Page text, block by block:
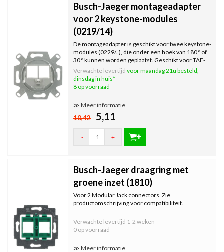
Busch-Jaeger montageadapter
voor 2 keystone-modules
(0219/14)
De montageadapter is geschikt voor twee keystone-
modules (0229/..), die onder een hoek van 180° of
30° kunnen worden geplaatst. Geschikt voor TAE-
centraalplaten. Diepe inbouwdoos wordt
aanbevolen.
Verwachte levertijd voor maandag 21u besteld,
dinsdag in huis*
8 op voorraad
≫ Meer informatie
10,42 5,11
- +
Busch-Jaeger draagring met
groene inzet (1810)
Voor 2 Modular Jack connectors. Zie
productomschrijving voor compatibiliteit.
Verwachte levertijd 1-2 weken
0 op voorraad
≫ Meer informatie